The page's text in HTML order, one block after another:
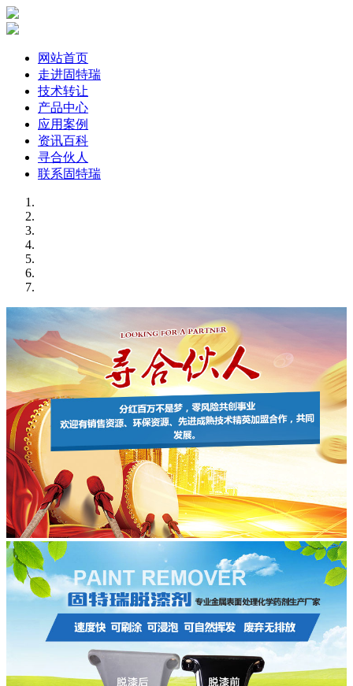
网站首页
走进固特瑞
技术转让
产品中心
应用案例
资讯百科
寻合伙人
联系固特瑞